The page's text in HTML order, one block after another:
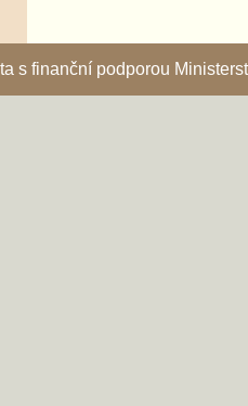
s finanční podporou